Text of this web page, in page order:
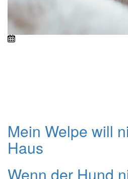
Mein Welpe will
Haus
Wenn der Hund